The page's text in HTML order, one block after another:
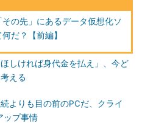
の先」にあるデータ仮想化ソ
だ？【前編】
ほしければ身代金を払え」、今ど
える
よりも目の前のPCだ、クライ
ップ事情